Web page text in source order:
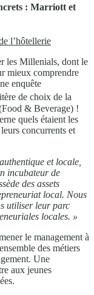
: Marriott et
l’hôtellerie
les Millenials, dont le
mieux comprendre
enquête
de choix de la
& Beverage) !
quels étaient les
concurrents et
et locale,
incubateur de
des assets
local. Nous
utiliser leur parc
locales. »
le management à
des métiers
Une
aux jeunes